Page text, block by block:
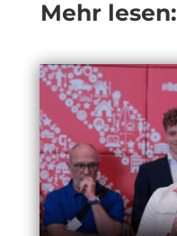
Mehr lesen: